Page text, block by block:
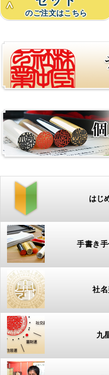
のご注文はこちら
はじ
手書き
社
九